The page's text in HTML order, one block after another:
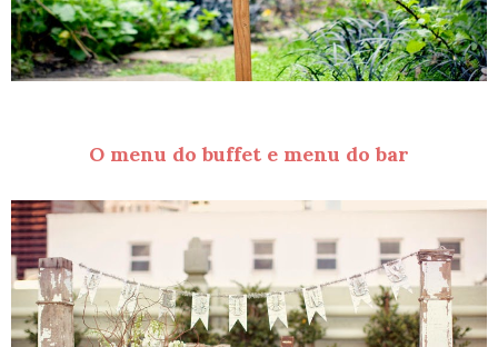
O menu do buffet e menu do bar